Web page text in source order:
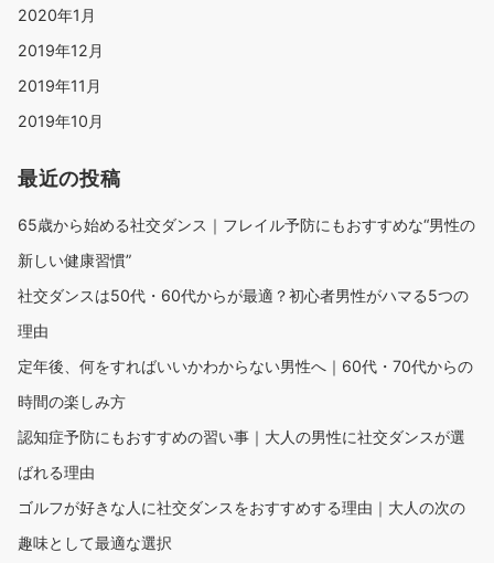
2020年4月
2020年3月
2020年2月
2020年1月
2019年12月
2019年10月
最近の投稿
65歳から始める社交ダンス｜フレイル予防にもおすすめな“男性の
新しい健康習慣”
社交ダンスは50代・60代からが最適？初心者男性がハマる5つの
理由
定年後、何をすればいいかわからない男性へ｜60代・70代からの
時間の楽しみ方
認知症予防にもおすすめの習い事｜大人の男性に社交ダンスが選